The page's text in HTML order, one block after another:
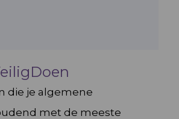
die je algemene
met de meeste